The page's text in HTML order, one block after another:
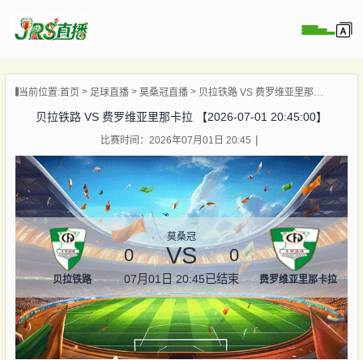
播
像
讯
直播
当前位置:首页 足球直播 莫桑冠直播 贝拉铁路 VS 费罗维亚里那卡拉 【2026-07-01 20:45:00】
贝拉铁路 VS 费罗维亚里那卡拉 【2026-07-01 20:45:00】
比赛时间：2026年07月01日 20:45
贝拉铁路
莫桑冠
0 VS 0
07月01日 20:45已结束 费罗维亚里那卡拉